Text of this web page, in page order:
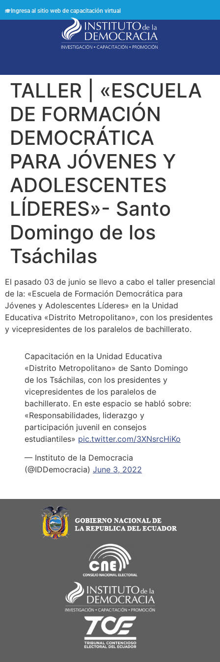
Ingresa al sitio web de capacitación virtual
TALLER | «ESCUELA
DE FORMACIÓN
DEMOCRÁTICA
PARA JÓVENES Y
ADOLESCENTES
LÍDERES»- Santo
Domingo de los
Tsáchilas
El pasado 03 de junio se llevo a cabo el taller presencial
de la: «Escuela de Formación Democrática para
Jóvenes y Adolescentes Líderes» en la Unidad
Educativa «Distrito Metropolitano», con los presidentes
y vicepresidentes de los paralelos de bachillerato.
Capacitación en la Unidad Educativa
«Distrito Metropolitano» de Santo Domingo
de los Tsáchilas, con los presidentes y
vicepresidentes de los paralelos de
bachillerato. En este espacio se habló sobre:
«Responsabilidades, liderazgo y
participación juvenil en consejos
estudiantiles» pic.twitter.com/3XNsrcHiKo
— Instituto de la Democracia
(@IDDemocracia) June 3, 2022